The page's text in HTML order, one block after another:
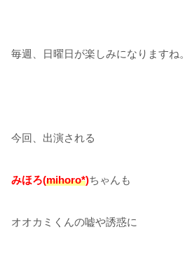
毎週、日曜日が楽しみになりますね。
今回、出演される
みほろ(mihoro*)ちゃんも
オオカミくんの嘘や誘惑に